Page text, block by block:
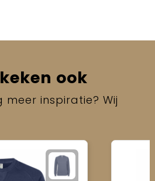
ook
inspiratie? Wij